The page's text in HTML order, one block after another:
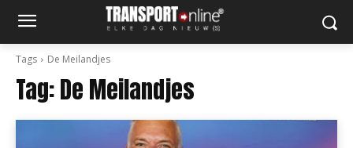
Tags De Meilandjes
Tag:De Meilandjes